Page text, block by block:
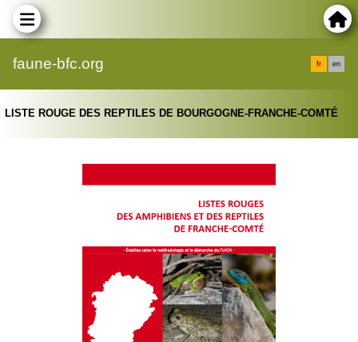
faune-bfc.org fr en
LISTE ROUGE DES REPTILES DE BOURGOGNE-FRANCHE-COMTÉ